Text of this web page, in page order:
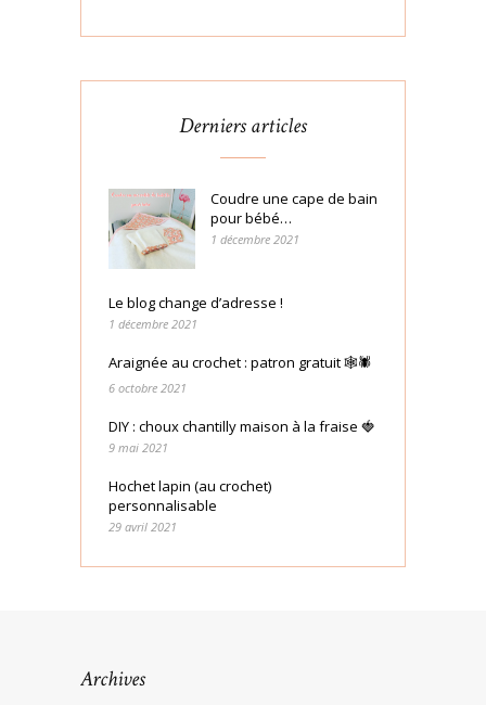
Derniers articles
Coudre une cape de bain
pour bébé…
1 décembre 2021
Le blog change d’adresse !
1 décembre 2021
Araignée au crochet : patron gratuit 🕸🕷
6 octobre 2021
DIY : choux chantilly maison à la fraise 🍓
9 mai 2021
Hochet lapin (au crochet)
personnalisable
29 avril 2021
Archives